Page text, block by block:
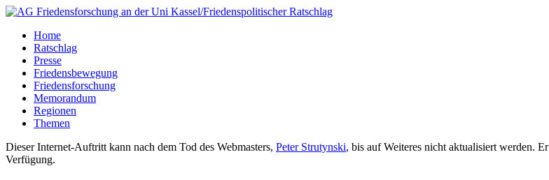
Home
Ratschlag
Presse
Friedensbewegung
Friedensforschung
Memorandum
Regionen
Themen
Dieser Internet-Auftritt kann nach dem Tod des Webmasters, Peter Strutynski, bis auf Weiteres nicht aktualisiert werden.
Verfügung.